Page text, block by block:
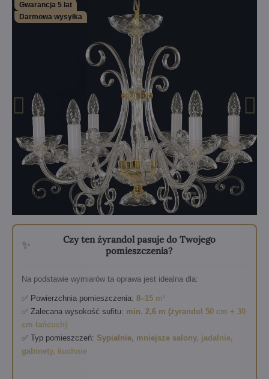
Gwarancja 5 lat
Darmowa wysyłka
✨
Czy ten żyrandol pasuje do Twojego
pomieszczenia?
Na podstawie wymiarów ta oprawa jest idealna dla:
✅ Powierzchnia pomieszczenia: 8–15 m²
✅ Zalecana wysokość sufitu: min. 2,6 m (żyrandol 50 cm + 30
cm łańcuch)
✅ Typ pomieszczeń: Sypialnie, mniejsze salony, jadalnie,
gabinety, kuchnie